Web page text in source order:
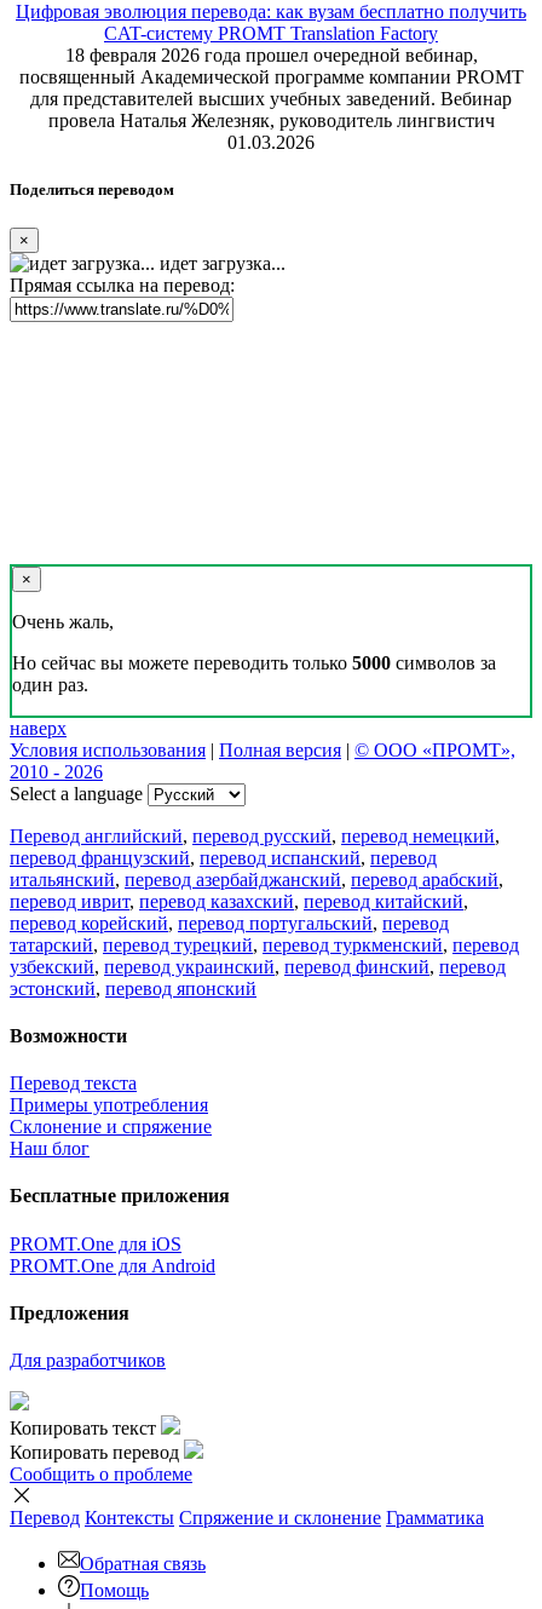
Цифровая эволюция перевода: как вузам бесплатно получить
CAT-систему PROMT Translation Factory
18 февраля 2026 года прошел очередной вебинар,
посвященный Академической программе компании PROMT
для представителей высших учебных заведений. Вебинар
провела Наталья Железняк, руководитель лингвистич
01.03.2026
Поделиться переводом
×
идет загрузка...
Прямая ссылка на перевод:
×
Очень жаль,
Но сейчас вы можете переводить только 5000 символов за
один раз.
наверх
Условия использования | Полная версия | © ООО «ПРОМТ»,
2010 - 2026
Select a language
Перевод английский, перевод русский, перевод немецкий,
перевод французский, перевод испанский, перевод
итальянский, перевод азербайджанский, перевод арабский,
перевод иврит, перевод казахский, перевод китайский,
перевод корейский, перевод португальский, перевод
татарский, перевод турецкий, перевод туркменский, перевод
узбекский, перевод украинский, перевод финский, перевод
эстонский, перевод японский
Возможности
Перевод текста
Примеры употребления
Склонение и спряжение
Наш блог
Бесплатные приложения
PROMT.One для iOS
PROMT.One для Android
Предложения
Для разработчиков
Копировать текст
Копировать перевод
Сообщить о проблеме
Перевод Контексты Спряжение и склонение Грамматика
Обратная связь
Помощь